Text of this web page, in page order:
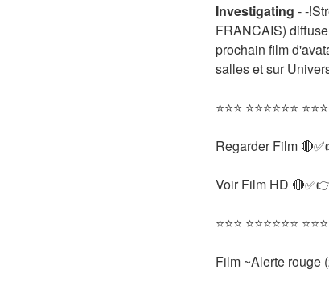
Investigating --
FRANCAIS)
prochain film
salles et sur
⭐⭐⭐ ⭐⭐⭐⭐⭐⭐
Regarder Film
Voir Film HD
⭐⭐⭐ ⭐⭐⭐⭐⭐⭐
Film ~Alerte rouge